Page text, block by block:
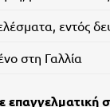
εντός
στη Γαλλία
επαγγελματική